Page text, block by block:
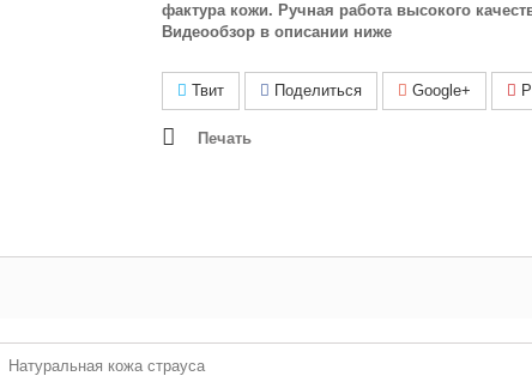
фактура кожи. Ручная работа высокого
Видеообзор в описании ниже
Твит Поделиться Google+
Печать
Натуральная кожа страуса